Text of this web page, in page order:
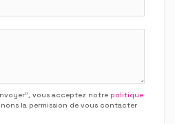
vous acceptez notre politique
la permission de vous contacter